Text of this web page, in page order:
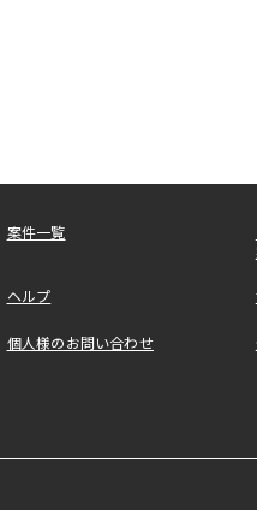
案件一覧
ヘルプ
個人様のお問い合わせ